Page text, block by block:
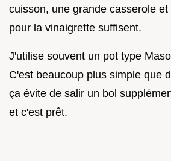
cuisson, une grande casserole
pour la vinaigrette suffisent.
J'utilise souvent un pot type
C'est beaucoup plus simple que
ça évite de salir un bol
et c'est prêt.